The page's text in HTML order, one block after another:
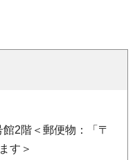
2階＜郵便物：「〒
す＞